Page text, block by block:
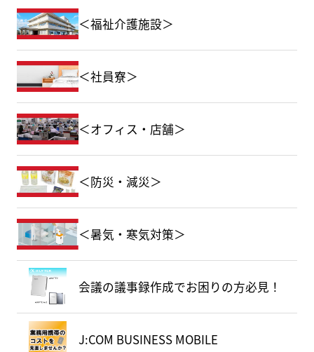
＜福祉介護施設＞
＜社員寮＞
＜オフィス・店舗＞
＜防災・減災＞
＜暑気・寒気対策＞
会議の議事録作成でお困りの方必見！
J:COM BUSINESS MOBILE